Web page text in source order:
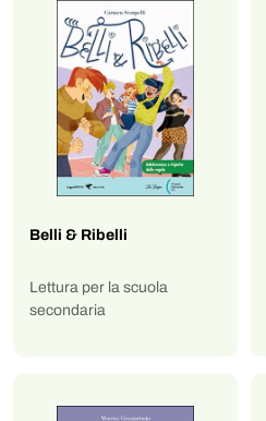
Belli & Ribelli
Lettura per la scuola
secondaria